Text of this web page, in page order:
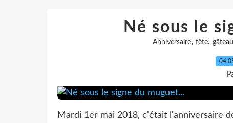
Né sous le
Anniversaire, fête, gâteau
Mardi 1er mai 2018, c'était l'anniversaire